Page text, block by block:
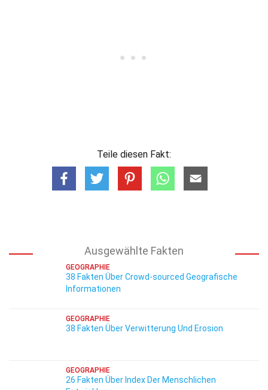
Teile diesen Fakt:
Ausgewählte Fakten
GEOGRAPHIE
38 Fakten Über Crowd-sourced Geografische
Informationen
GEOGRAPHIE
38 Fakten Über Verwitterung Und Erosion
GEOGRAPHIE
26 Fakten Über Index Der Menschlichen